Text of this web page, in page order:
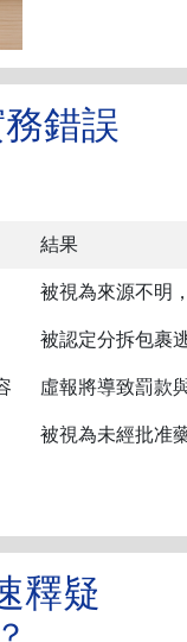
錯誤
結果
被視為來源不明
被認定分拆包裹
虛報將導致罰款
被視為未經批准
釋疑